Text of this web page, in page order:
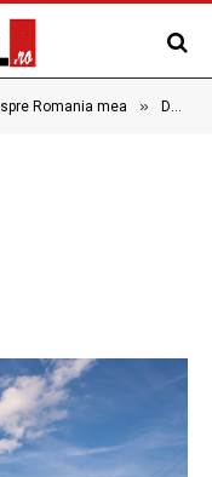
Romania mea » Dulce Romanie!